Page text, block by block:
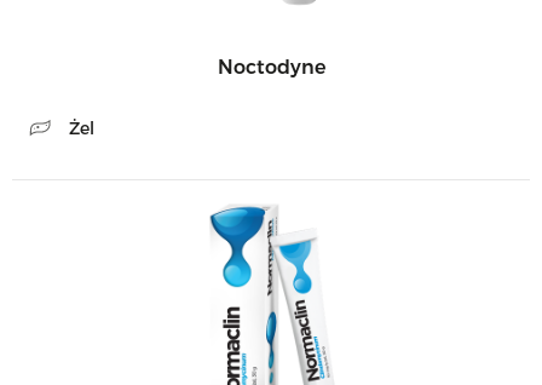
Noctodyne
Żel